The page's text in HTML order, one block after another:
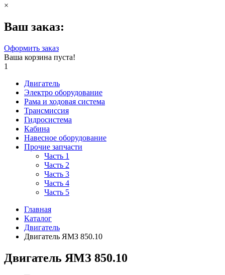
×
Ваш заказ:
Оформить заказ
Ваша корзина пуста!
1
Двигатель
Электро оборудование
Рама и ходовая система
Трансмиссия
Гидросистема
Кабина
Навесное оборудование
Прочие запчасти
Часть 1
Часть 2
Часть 3
Часть 4
Часть 5
Главная
Каталог
Двигатель
Двигатель ЯМЗ 850.10
Двигатель ЯМЗ 850.10